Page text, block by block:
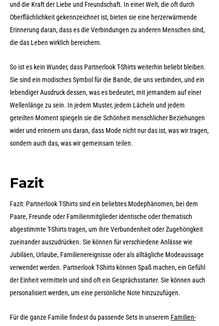
und die Kraft der Liebe und Freundschaft. In einer Welt, die oft durch
Oberflächlichkeit gekennzeichnet ist, bieten sie eine herzerwärmende
Erinnerung daran, dass es die Verbindungen zu anderen Menschen sind,
die das Leben wirklich bereichern.
So ist es kein Wunder, dass Partnerlook T-Shirts weiterhin beliebt bleiben.
Sie sind ein modisches Symbol für die Bande, die uns verbinden, und ein
lebendiger Ausdruck dessen, was es bedeutet, mit jemandem auf einer
Wellenlänge zu sein. In jedem Muster, jedem Lächeln und jedem
geteilten Moment spiegeln sie die Schönheit menschlicher Beziehungen
wider und erinnern uns daran, dass Mode nicht nur das ist, was wir tragen,
sondern auch das, was wir gemeinsam teilen.
Fazit
Fazit: Partnerlook T-Shirts sind ein beliebtes Modephänomen, bei dem
Paare, Freunde oder Familienmitglieder identische oder thematisch
abgestimmte T-Shirts tragen, um ihre Verbundenheit oder Zugehörigkeit
zueinander auszudrücken. Sie können für verschiedene Anlässe wie
Jubiläen, Urlaube, Familienereignisse oder als alltägliche Modeaussage
verwendet werden. Partnerlook T-Shirts können Spaß machen, ein Gefühl
der Einheit vermitteln und sind oft ein Gesprächsstarter. Sie können auch
personalisiert werden, um eine persönliche Note hinzuzufügen.
Für die ganze Familie findest du passende Sets in unserem Familien-